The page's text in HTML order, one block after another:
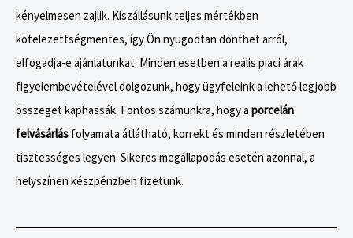
kényelmesen zajlik. Kiszállásunk teljes mértékben
kötelezettségmentes, így Ön nyugodtan dönthet arról,
elfogadja-e ajánlatunkat. Minden esetben a reális piaci árak
figyelembevételével dolgozunk, hogy ügyfeleink a lehető legjobb
összeget kaphassák. Fontos számunkra, hogy a porcelán
felvásárlás folyamata átlátható, korrekt és minden részletében
tisztességes legyen. Sikeres megállapodás esetén azonnal, a
helyszínen készpénzben fizetünk.